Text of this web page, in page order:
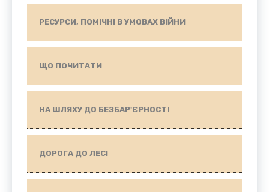
РЕСУРСИ, ПОМІЧНІ В УМОВАХ ВІЙНИ
ЩО ПОЧИТАТИ
НА ШЛЯХУ ДО БЕЗБАР'ЄРНОСТІ
ДОРОГА ДО ЛЕСІ